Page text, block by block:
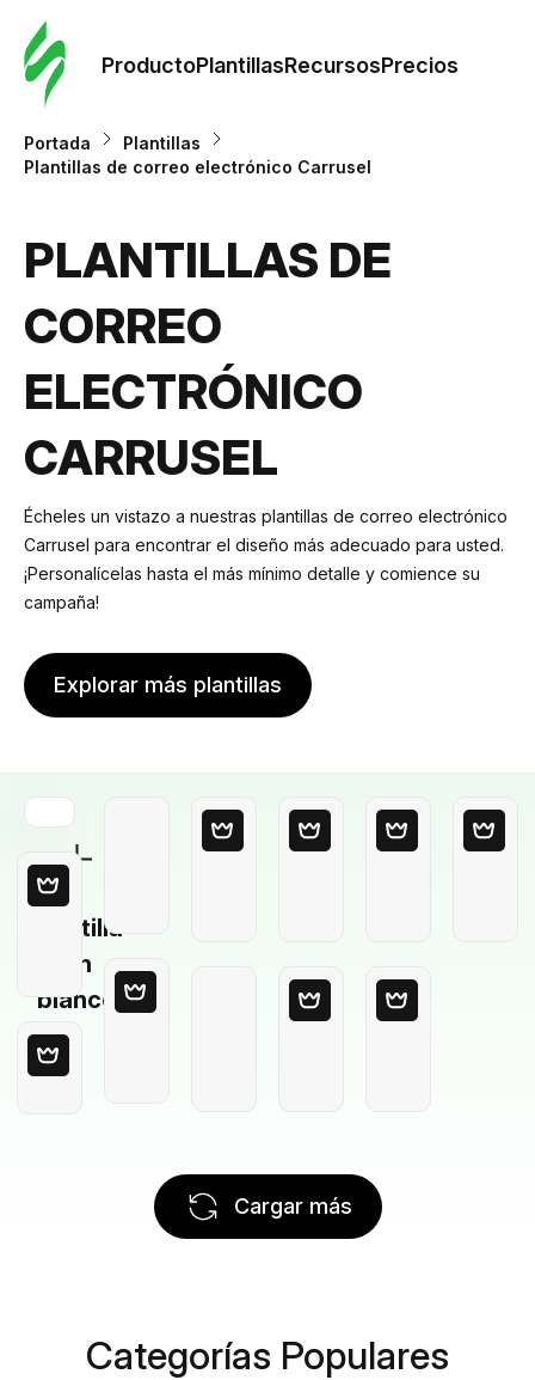
ProductoPlantillasRecursosPrecios
Portada
Plantillas
Plantillas de correo electrónico Carrusel
PLANTILLAS DE
CORREO
ELECTRÓNICO
CARRUSEL
Écheles un vistazo a nuestras plantillas de correo electrónico
Carrusel para encontrar el diseño más adecuado para usted.
¡Personalícelas hasta el más mínimo detalle y comience su
campaña!
Explorar más plantillas
Plantilla
en
blanco
Cargar más
Categorías Populares